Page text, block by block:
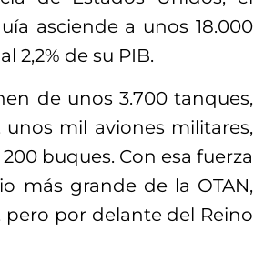
asciende a unos 18.000
2,2% de su PIB.
de unos 3.700 tanques,
mil aviones militares,
buques. Con esa fuerza
más grande de la OTAN,
por delante del Reino